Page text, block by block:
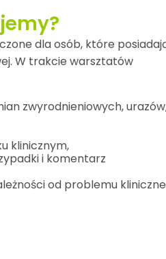
dla osób, które
W trakcie warsztatów
zwyrodnieniowych,
klinicznym,
i komentarz
od problemu